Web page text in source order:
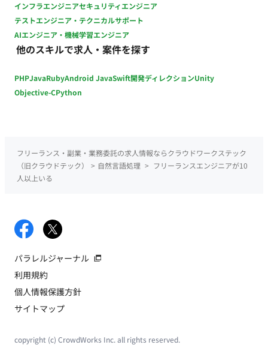
インフラエンジニアセキュリティエンジニア
テストエンジニア・テクニカルサポート
AIエンジニア・機械学習エンジニア
他のスキルで求人・案件を探す
PHPJavaRubyAndroid JavaSwift開発ディレクションUnity
Objective-CPython
フリーランス・副業・業務委託の求人情報ならクラウドワークステック
（旧クラウドテック）
> 自然言語処理 > フリーランスエンジニアが10
人以上いる
パラレルジャーナル
利用規約
個人情報保護方針
サイトマップ
copyright (c) CrowdWorks Inc. all rights reserved.